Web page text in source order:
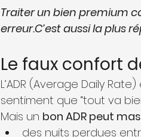
Traiter un bien premium
erreur.C’est aussi la plus
Le faux confort
L’ADR (Average Daily
sentiment que “tout va
Mais un bon ADR peut
des nuits perdues